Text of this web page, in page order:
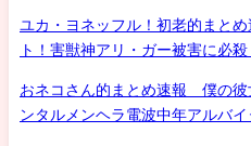
ユカ・ヨネッフル！初老的まと
ト！害獣神アリ・ガー被害に必
おネコさん的まとめ速報 僕の彼
ンタルメンヘラ電波中年アルバ